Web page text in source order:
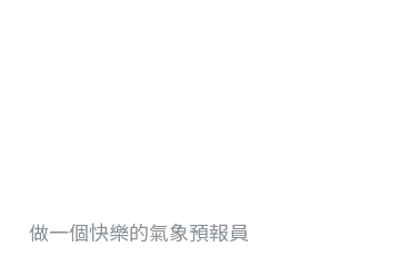
做一個快樂的氣象預報員